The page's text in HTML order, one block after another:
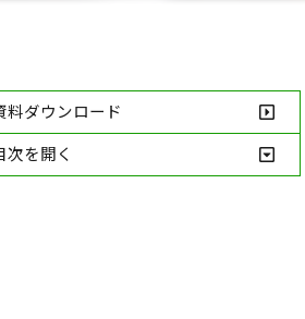
料ダウンロード
次を開く